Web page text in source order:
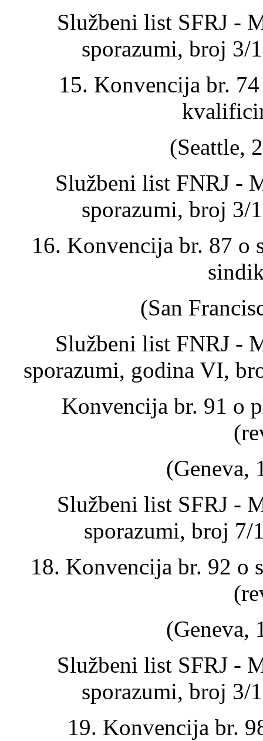
Službeni list SFRJ -
sporazumi, broj 3/
15. Konvencija br.
(Seattle,
Službeni list FNRJ -
sporazumi, broj 3/
16. Konvencija br. 87 o
(San
Službeni list FNRJ -
sporazumi, godina VI,
Konvencija br. 91 o
(Geneva,
Službeni list SFRJ -
sporazumi, broj 7/
18. Konvencija br. 92 o
(Geneva,
Službeni list SFRJ -
sporazumi, broj 3/
19. Konvencija br.